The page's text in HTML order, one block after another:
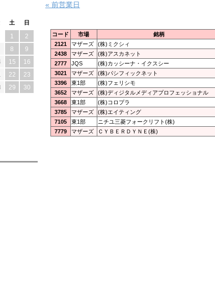
« 前営業日
コード 市場 銘柄
2121
マザーズ (株)ミクシィ
2438
マザーズ (株)アスカネット
2777
JQS (株)カッシーナ・イクスシー
3021
マザーズ (株)パシフィックネット
3396
東1部 (株)フェリシモ
3652
マザーズ (株)ディジタルメディアプロフェッショナル
3668
東1部 (株)コロプラ
3785
マザーズ (株)エイティング
7105
東1部 ニチユ三菱フォークリフト(株)
7779
マザーズ ＣＹＢＥＲＤＹＮＥ(株)
土 日
1
2
8
9
15
16
22
23
29
30